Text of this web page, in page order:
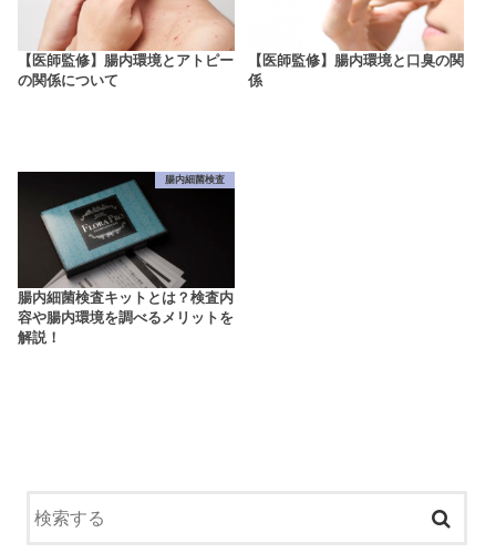
【医師監修】腸内環境とアトピー
の関係について
【医師監修】腸内環境と口臭の関
係
腸内細菌検査
腸内細菌検査キットとは？検査内
容や腸内環境を調べるメリットを
解説！